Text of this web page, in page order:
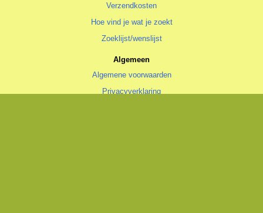
Verzendkosten
Hoe vind je wat je zoekt
Zoeklijst/wenslijst
Algemeen
Algemene voorwaarden
Privacyverklaring